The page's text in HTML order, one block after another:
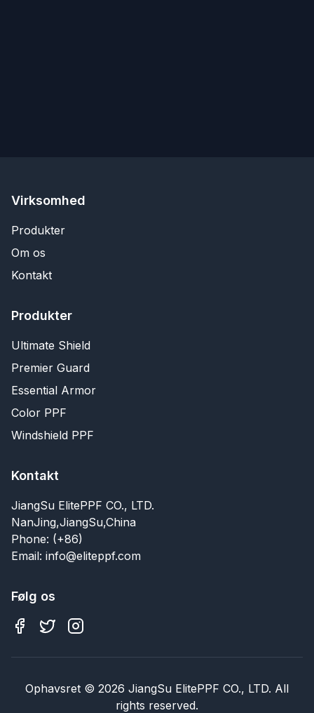
Virksomhed
Produkter
Om os
Kontakt
Produkter
Ultimate Shield
Premier Guard
Essential Armor
Color PPF
Windshield PPF
Kontakt
JiangSu ElitePPF CO., LTD.
NanJing,JiangSu,China
Phone: (+86)
Email: info@eliteppf.com
Følg os
Ophavsret © 2026 JiangSu ElitePPF CO., LTD. All
rights reserved.